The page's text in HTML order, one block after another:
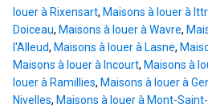
louer à Rixensart, Maisons à louer à
Doiceau, Maisons à louer à Wavre,
l'Alleud, Maisons à louer à Lasne,
Maisons à louer à Incourt, Maisons à
louer à Ramillies, Maisons à louer à
Nivelles, Maisons à louer à Mont-